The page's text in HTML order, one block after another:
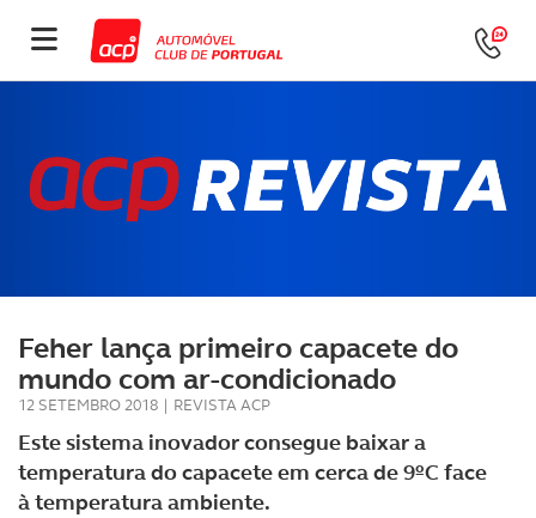
Feher lança primeiro capacete do
mundo com ar-condicionado
12 SETEMBRO 2018 | REVISTA ACP
Este sistema inovador consegue baixar a
temperatura do capacete em cerca de 9ºC face
à temperatura ambiente.